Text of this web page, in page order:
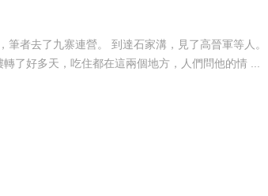
望軍樓轉了好多天，吃住都在這兩個地方，人們問他的情 ...